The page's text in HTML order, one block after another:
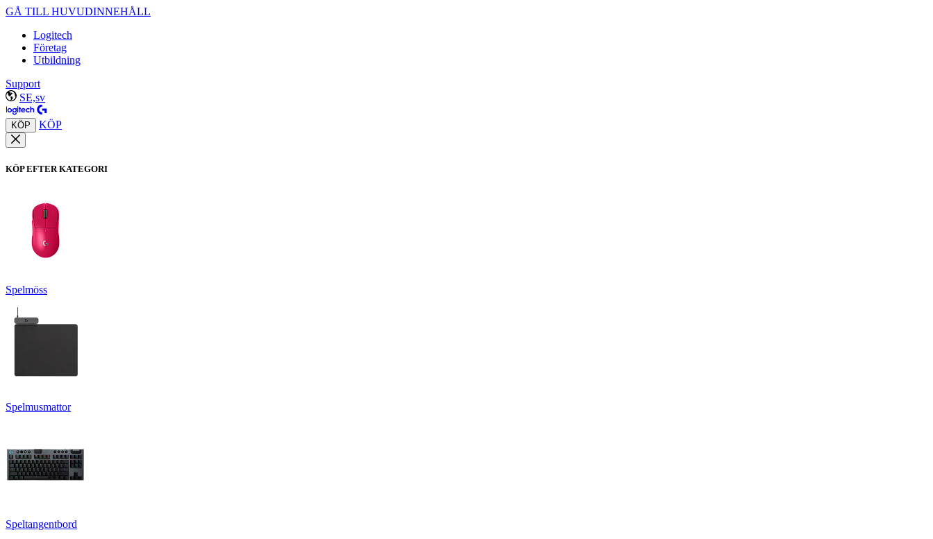
GÅ TILL HUVUDINNEHÅLL
Logitech
Företag
Utbildning
Support
SE,sv
KÖP KÖP
KÖP EFTER KATEGORI
Spelmöss
Spelmusmattor
Speltangentbord